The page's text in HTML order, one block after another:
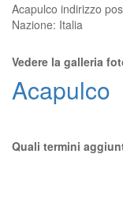
Acapulco indirizzo
Nazione: Italia
Vedere la galleria
Acapulco
Quali termini